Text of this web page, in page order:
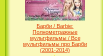
Барби / Barbie:
Полнометражные
мультфильмы / Все
мультфильмы про Барби
(2001-2014)